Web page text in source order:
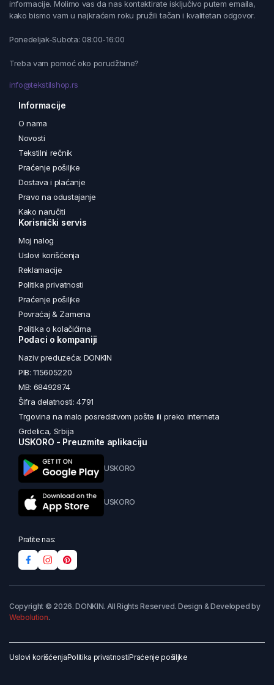
informacije. Molimo vas da nas kontaktirate isključivo putem emaila,
kako bismo vam u najkraćem roku pružili tačan i kvalitetan odgovor.
Ponedeljak-Subota: 08:00-16:00
Treba vam pomoć oko porudžbine?
info@tekstilshop.rs
Informacije
O nama
Novosti
Tekstilni rečnik
Praćenje pošiljke
Dostava i plaćanje
Pravo na odustajanje
Kako naručiti
Korisnički servis
Moj nalog
Uslovi korišćenja
Reklamacije
Politika privatnosti
Praćenje pošiljke
Povraćaj & Zamena
Politika o kolačićima
Podaci o kompaniji
Naziv preduzeća: DONKIN
PIB: 115605220
MB: 68492874
Šifra delatnosti: 4791
Trgovina na malo posredstvom pošte ili preko interneta
Grdelica, Srbija
USKORO - Preuzmite aplikaciju
USKORO
USKORO
Pratite nas:
Copyright © 2026. DONKIN. All Rights Reserved. Design & Developed by
Webolution.
Uslovi korišćenjaPolitika privatnostiPraćenje pošiljke